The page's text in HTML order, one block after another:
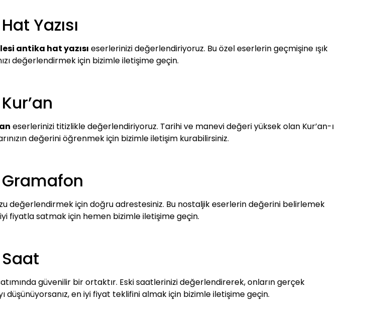
Yazısı
antika hat yazısı eserlerinizi değerlendiriyoruz. Bu özel eserlerin geçmişine ışık
değerlendirmek için bizimle iletişime geçin.
eserlerinizi titizlikle değerlendiriyoruz. Tarihi ve manevi değeri yüksek olan Kur’an-ı
değerini öğrenmek için bizimle iletişim kurabilirsiniz.
değerlendirmek için doğru adrestesiniz. Bu nostaljik eserlerin değerini belirlemek
fiyatla satmak için hemen bizimle iletişime geçin.
güvenilir bir ortaktır. Eski saatlerinizi değerlendirerek, onların gerçek
düşünüyorsanız, en iyi fiyat teklifini almak için bizimle iletişime geçin.